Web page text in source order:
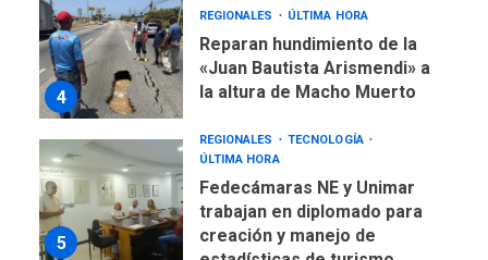
4
REGIONALES ÚLTIMA HORA
Reparan hundimiento de la
«Juan Bautista Arismendi» a
la altura de Macho Muerto
5
REGIONALES
TECNOLOGÍA
ÚLTIMA HORA
Fedecámaras NE y Unimar
trabajan en diplomado para
creación y manejo de
estadísticas de turismo